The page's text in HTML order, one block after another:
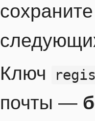
сохраните
Ключ
почты —